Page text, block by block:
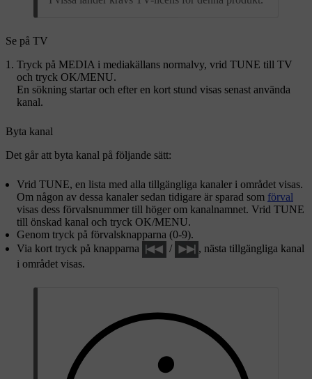
Se på TV
Tryck på MEDIA i mediakällans normalvy, vrid TUNE till TV
och tryck OK/MENU.
En sökning startar och efter en kort stund visas senast använda
kanal.
Byta kanal
Det går att byta kanal på följande sätt:
Vrid TUNE, en lista med alla tillgängliga kanaler i området visas.
Om någon av dessa kanaler sedan tidigare är sparad som förval
visas dess förvalsnummer till höger om kanalnamnet. Vrid TUNE
till önskad kanal och tryck OK/MENU.
Genom tryck på förvalsknapparna (0-9).
Via kort tryck på knapparna
/
, nästa tillgängliga kanal
i området visas.